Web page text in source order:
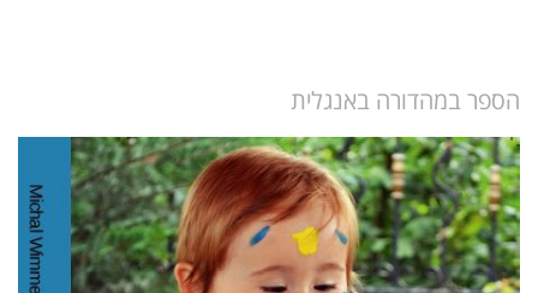
הספר במהדורה באנגלית